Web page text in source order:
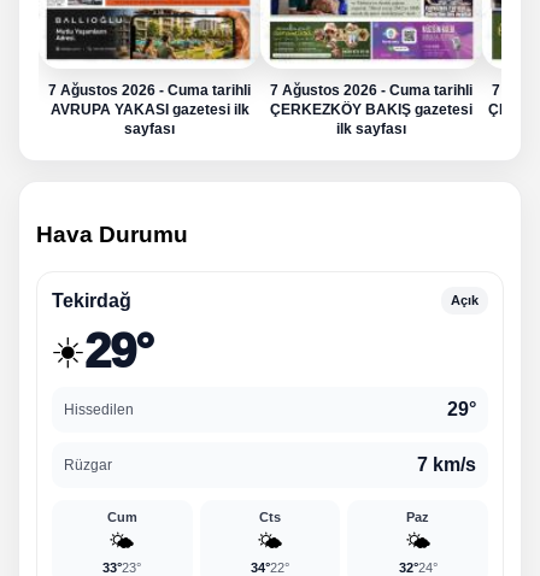
7 Ağustos 2026 - Cuma tarihli
AVRUPA YAKASI gazetesi ilk
sayfası
7 Ağustos 2026 - Cuma tarihli
ÇERKEZKÖY BAKIŞ gazetesi
ilk sayfası
7
Hava Durumu
Tekirdağ Açık
☀️29°
Hissedilen 29°
Rüzgar 7 km/s
Cum
🌤️
33°23°
Cts
🌤️
34°22°
Paz
🌤️
32°24°